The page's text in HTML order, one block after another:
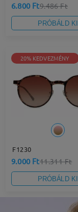
6.800 Ft9.486 Ft
PRÓBÁLD KI
20% KEDVEZMÉNY
F1230
9.000 Ft11.311 Ft
PRÓBÁLD KI